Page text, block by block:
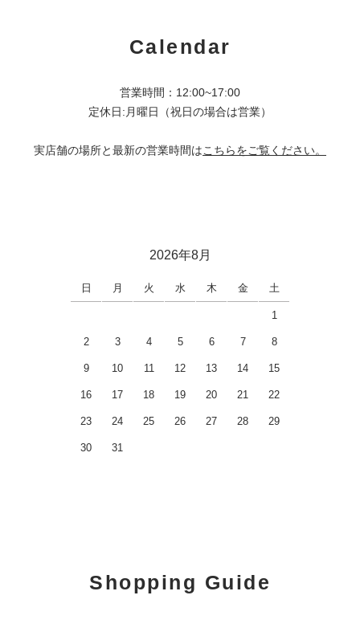
Calendar
営業時間：12:00~17:00
定休日:月曜日（祝日の場合は営業）
実店舗の場所と最新の営業時間はこちらをご覧ください。
2026年8月
日 月 火 水 木 金 土
1
2 3 4 5 6 7 8
9 10 11 12 13 14 15
16 17 18 19 20 21 22
23 24 25 26 27 28 29
30 31
Shopping Guide